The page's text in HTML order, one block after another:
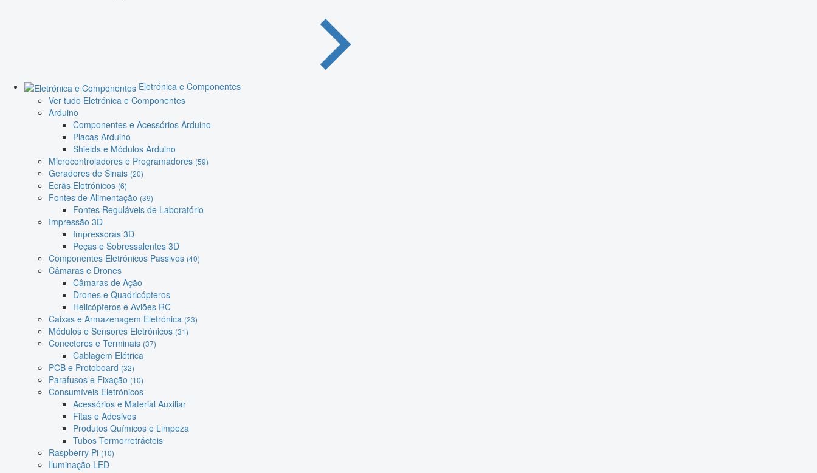
Eletrónica e Componentes
Ver tudo Eletrónica e Componentes
Arduino
Componentes e Acessórios Arduino
Placas Arduino
Shields e Módulos Arduino
Microcontroladores e Programadores (59)
Geradores de Sinais (20)
Ecrãs Eletrónicos (6)
Fontes de Alimentação (39)
Fontes Reguláveis de Laboratório
Impressão 3D
Impressoras 3D
Peças e Sobressalentes 3D
Componentes Eletrónicos Passivos (40)
Câmaras e Drones
Câmaras de Ação
Drones e Quadricópteros
Helicópteros e Aviões RC
Caixas e Armazenagem Eletrónica (23)
Módulos e Sensores Eletrónicos (31)
Conectores e Terminais (37)
Cablagem Elétrica
PCB e Protoboard (32)
Parafusos e Fixação (10)
Consumíveis Eletrónicos
Acessórios e Material Auxiliar
Fitas e Adesivos
Produtos Químicos e Limpeza
Tubos Termorretrácteis
Raspberry Pi (10)
Iluminação LED